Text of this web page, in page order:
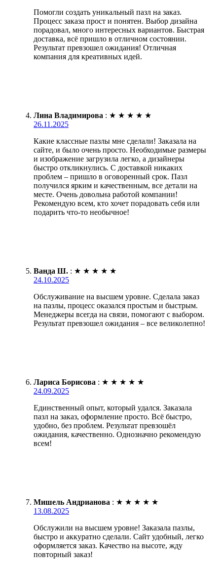
Помогли создать уникальный пазл на заказ.
Процесс заказа прост и понятен. Выбор дизайна
порадовал, много интересных вариантов. Быстрая
доставка, всё пришло в отличном состоянии.
Результат превзошел ожидания! Отличная
компания для креативных идей.
Лина Владимирова : ★ ★ ★ ★ ★
26.11.2025
Какие классные пазлы мне сделали! Заказала на
сайте, и было очень просто. Необходимые размеры
и изображение загрузила легко, а дизайнеры
быстро откликнулись. С доставкой никаких
проблем – пришло в оговоренный срок. Пазл
получился ярким и качественным, все детали на
месте. Очень довольна работой компании!
Рекомендую всем, кто хочет порадовать себя или
подарить что-то необычное!
Ванда Ш. : ★ ★ ★ ★ ★
24.10.2025
Обслуживание на высшем уровне. Сделала заказ
на пазлы, процесс оказался простым и быстрым.
Менеджеры всегда на связи, помогают с выбором.
Результат превзошел ожидания – все великолепно!
Лариса Борисова : ★ ★ ★ ★ ★
24.09.2025
Единственный опыт, который удался. Заказала
пазл на заказ, оформление просто. Всё быстро,
удобно, без проблем. Результат превзошёл
ожидания, качественно. Однозначно рекомендую
всем!
Мишель Андрианова : ★ ★ ★ ★ ★
13.08.2025
Обслужили на высшем уровне! Заказала пазлы,
быстро и аккуратно сделали. Сайт удобный, легко
оформляется заказ. Качество на высоте, жду
повторный заказ!